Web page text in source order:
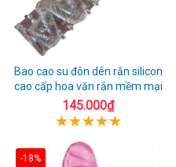
Bao cao su đôn dên rắn silicon
cao cấp hoa văn rắn mềm mại
145.000₫
-18%